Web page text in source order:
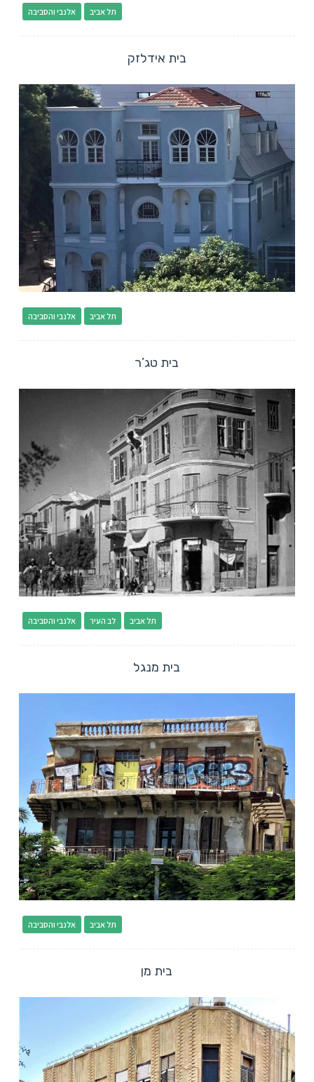
אלנבי והסביבה תל אביב
בית אידלזק
אלנבי והסביבה תל אביב
בית טג’ר
אלנבי והסביבה לב העיר תל אביב
בית מנגל
אלנבי והסביבה תל אביב
בית מן